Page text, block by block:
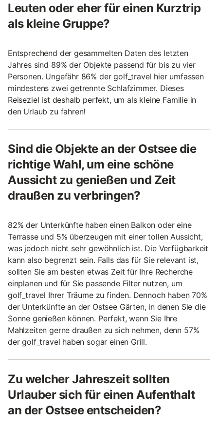
Leuten oder eher für einen Kurztrip
als kleine Gruppe?
Entsprechend der gesammelten Daten des letzten
Jahres sind 89% der Objekte passend für bis zu vier
Personen. Ungefähr 86% der golf_travel hier umfassen
mindestens zwei getrennte Schlafzimmer. Dieses
Reiseziel ist deshalb perfekt, um als kleine Familie in
den Urlaub zu fahren!
Sind die Objekte an der Ostsee die
richtige Wahl, um eine schöne
Aussicht zu genießen und Zeit
draußen zu verbringen?
82% der Unterkünfte haben einen Balkon oder eine
Terrasse und 5% überzeugen mit einer tollen Aussicht,
was jedoch nicht sehr gewöhnlich ist. Die Verfügbarkeit
kann also begrenzt sein. Falls das für Sie relevant ist,
sollten Sie am besten etwas Zeit für Ihre Recherche
einplanen und für Sie passende Filter nutzen, um
golf_travel Ihrer Träume zu finden. Dennoch haben 70%
der Unterkünfte an der Ostsee Gärten, in denen Sie die
Sonne genießen können. Perfekt, wenn Sie Ihre
Mahlzeiten gerne draußen zu sich nehmen, denn 57%
der golf_travel haben sogar einen Grill.
Zu welcher Jahreszeit sollten
Urlauber sich für einen Aufenthalt
an der Ostsee entscheiden?